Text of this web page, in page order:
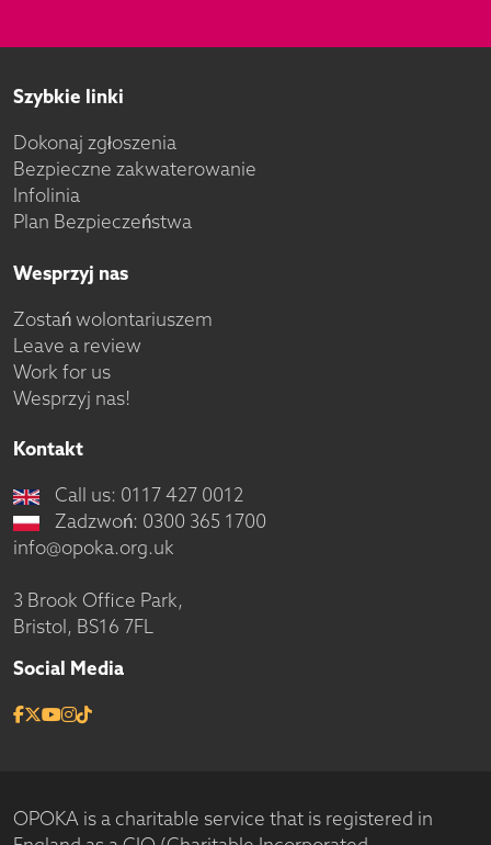
Szybkie linki
Dokonaj zgłoszenia
Bezpieczne zakwaterowanie
Infolinia
Plan Bezpieczeństwa
Wesprzyj nas
Zostań wolontariuszem
Leave a review
Work for us
Wesprzyj nas!
Kontakt
Call us: 0117 427 0012
Zadzwoń: 0300 365 1700
info@opoka.org.uk
3 Brook Office Park,
Bristol, BS16 7FL
Social Media
OPOKA is a charitable service that is registered in